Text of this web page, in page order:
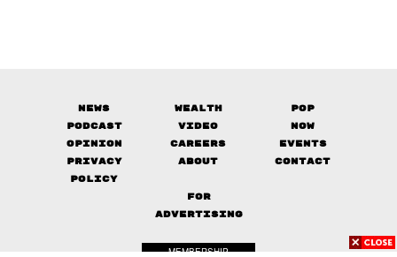
News Wealth
Pop
Podcast
Video
Now
Opinion
Careers
Events
Privacy
Policy
About Contact
FOR
ADVERTISING
MEMBERSHIP